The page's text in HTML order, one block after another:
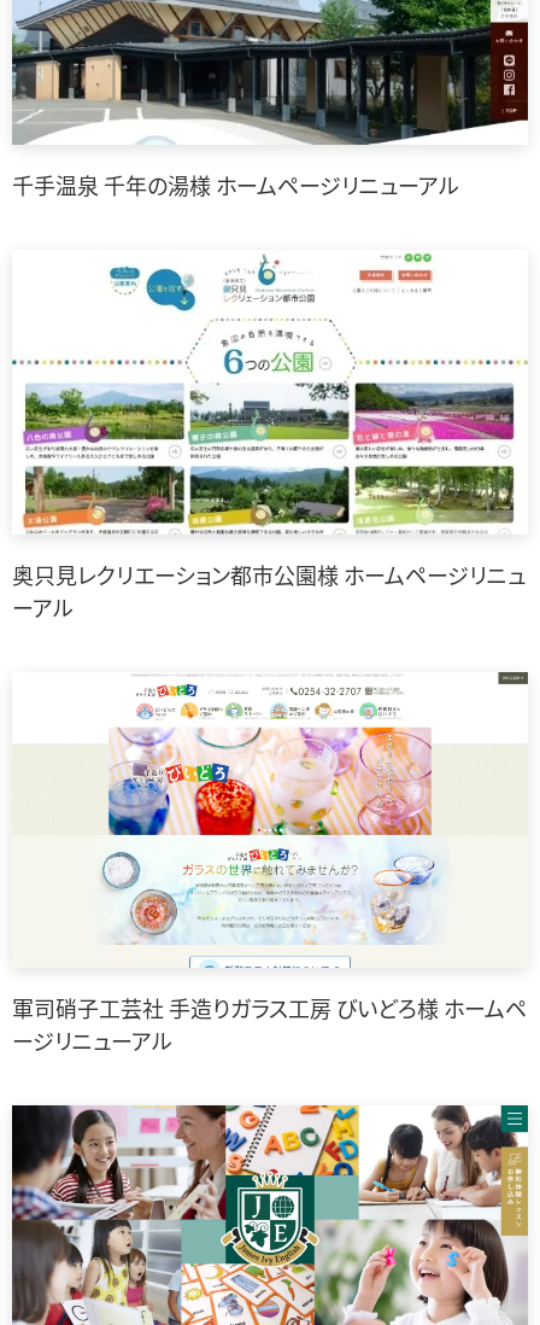
千手温泉 千年の湯様 ホームページリニューアル
奥只見レクリエーション都市公園様 ホームページリニュ
ーアル
軍司硝子工芸社 手造りガラス工房 びいどろ様 ホームペ
ージリニューアル